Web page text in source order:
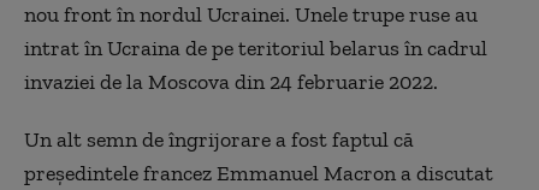
nou front în nordul Ucrainei. Unele trupe ruse au
intrat în Ucraina de pe teritoriul belarus în cadrul
invaziei de la Moscova din 24 februarie 2022.
Un alt semn de îngrijorare a fost faptul că
președintele francez Emmanuel Macron a discutat